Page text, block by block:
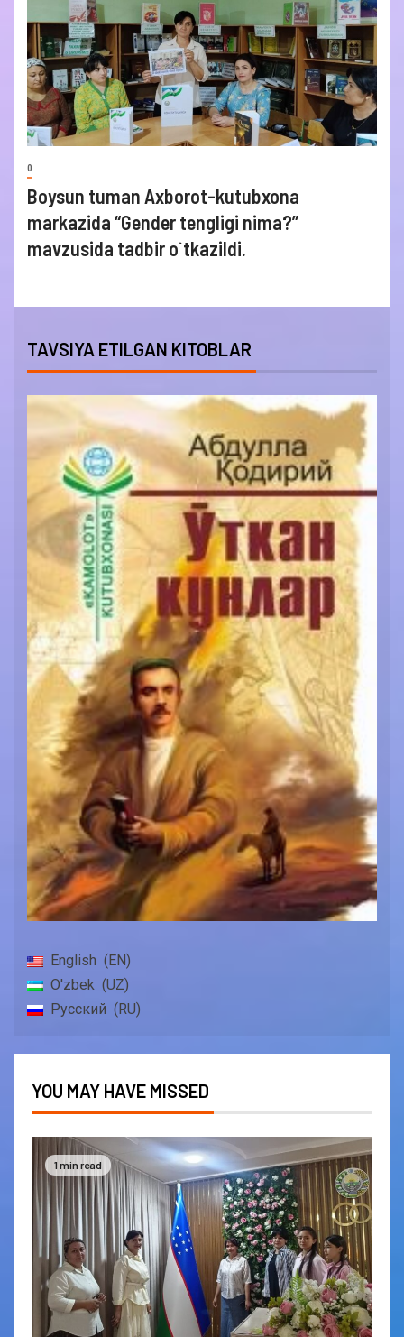
0
Boysun tuman Axborot-kutubxona
markazida “Gender tengligi nima?”
mavzusida tadbir o`tkazildi.
TAVSIYA ETILGAN KITOBLAR
English
EN
O'zbek
UZ
Русский
RU
YOU MAY HAVE MISSED
1 min read